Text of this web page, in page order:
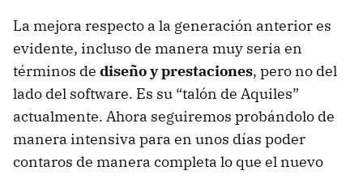
La mejora respecto a la generación anterior es
evidente, incluso de manera muy seria en
términos de diseño y prestaciones, pero no del
lado del software. Es su “talón de Aquiles”
actualmente. Ahora seguiremos probándolo de
manera intensiva para en unos días poder
contaros de manera completa lo que el nuevo